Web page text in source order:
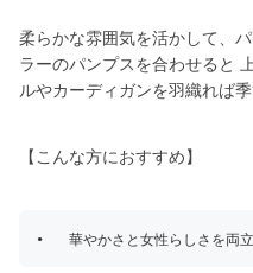
柔らかな雰囲気を活かして、
ラーのパンプスを合わせると
ルやカーディガンを羽織れば
【こんな方におすすめ】